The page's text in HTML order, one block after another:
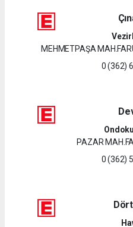
MEHMETPAŞA
0 (362)
PAZAR
0 (362)